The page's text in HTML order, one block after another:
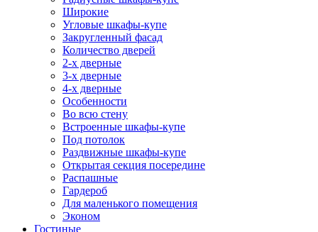
Широкие
Угловые шкафы-купе
Закругленный фасад
Количество дверей
2-х дверные
3-х дверные
4-х дверные
Особенности
Во всю стену
Встроенные шкафы-купе
Под потолок
Раздвижные шкафы-купе
Открытая секция посередине
Распашные
Гардероб
Для маленького помещения
Эконом
Гостиные